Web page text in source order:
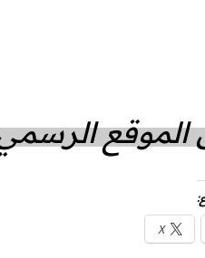
الموقع
X